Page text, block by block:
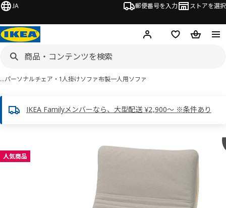
JA 郵便番号を入力 ストアを選択
ログイン・新規入会
欲しいものリスト
カート
…パーソナルチェア・1人掛けソファ布製一人用ソファ
IKEA Familyメンバーなら、大型配送 ¥2,900～ ※条件あり
キップ
人気商品